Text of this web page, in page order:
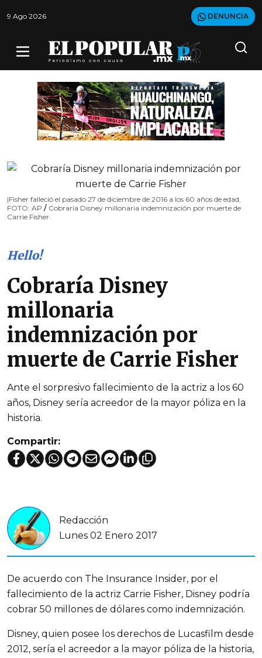
9 Ago 2026 DENUNCIA
|Fisher falleció el pasado 27 de diciembre de 2016 a los 60 años de edad.
FOTO: AP / Cobraría Disney millonaria indemnización por muerte de
Carrie Fisher
Hello!
Cobraría Disney
millonaria
indemnización por
muerte de Carrie Fisher
Ante el sorpresivo fallecimiento de la actriz a los 60
años, Disney sería acreedor de la mayor póliza en la
historia.
Compartir:
Redacción
Lunes 02 Enero 2017
De acuerdo con The Insurance Insider, por el
fallecimiento de la actriz Carrie Fisher, Disney podría
cobrar 50 millones de dólares como indemnización.
Disney, quien posee los derechos de Lucasfilm desde
2012, sería el acreedor a la mayor póliza de la historia,